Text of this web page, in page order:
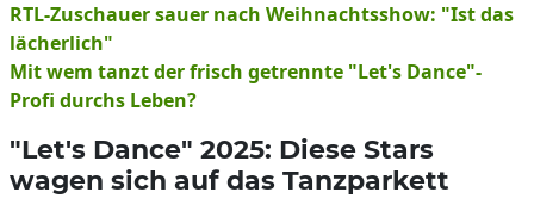
RTL-Zuschauer sauer nach Weihnachtsshow: "Ist das
lächerlich"
Mit wem tanzt der frisch getrennte "Let's Dance"-
Profi durchs Leben?
"Let's Dance" 2025: Diese Stars
wagen sich auf das Tanzparkett